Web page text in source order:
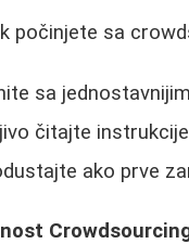
počinjete sa
sa
čitajte
ako prve